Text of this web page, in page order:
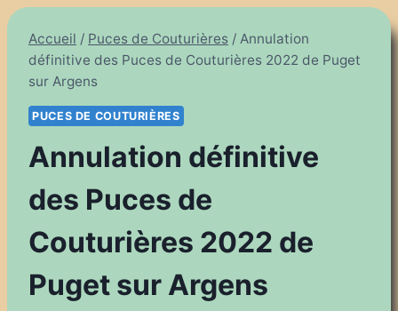
Accueil / Puces de Couturières / Annulation
définitive des Puces de Couturières 2022 de Puget
sur Argens
PUCES DE COUTURIÈRES
Annulation définitive
des Puces de
Couturières 2022 de
Puget sur Argens